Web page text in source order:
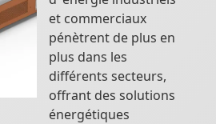
et commerciaux
pénètrent de plus en
plus dans les
différents secteurs,
offrant des solutions
énergétiques